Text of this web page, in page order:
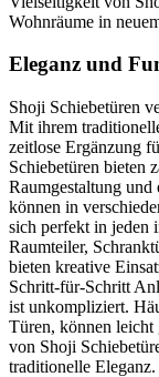
Wohnräume in
Eleganz und
Shoji Schiebetüren
Mit ihrem
zeitlose Ergänzung
Schiebetüren bieten
Raumgestaltung
können in
sich perfekt in jeden
Raumteiler,
bieten kreative
Schritt-für-Schritt
ist unkompliziert.
Türen, können leicht
von Shoji
traditionelle Eleganz.